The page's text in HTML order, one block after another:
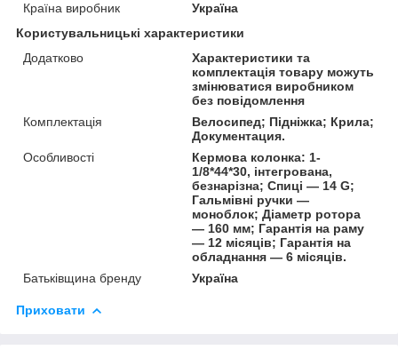
Країна виробник
Україна
Користувальницькі характеристики
Додатково
Характеристики та
комплектація товару можуть
змінюватися виробником
без повідомлення
Комплектація
Велосипед; Підніжка; Крила;
Документация.
Особливості
Кермова колонка: 1-
1/8*44*30, інтегрована,
безнарізна; Спиці — 14 G;
Гальмівні ручки —
моноблок; Діаметр ротора
— 160 мм; Гарантія на раму
— 12 місяців; Гарантія на
обладнання — 6 місяців.
Батьківщина бренду
Україна
Приховати